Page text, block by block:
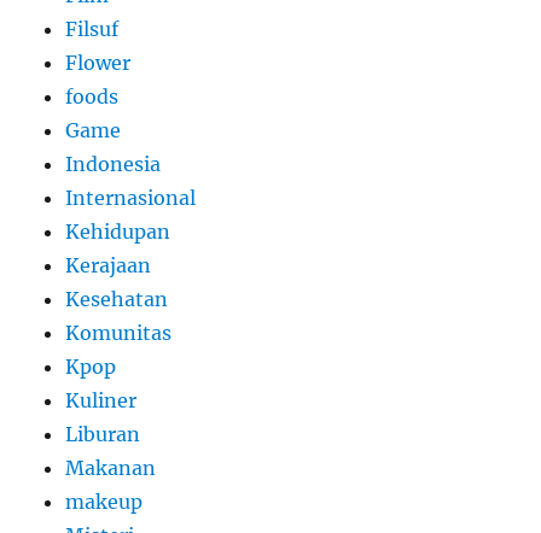
Filsuf
Flower
foods
Game
Indonesia
Internasional
Kehidupan
Kerajaan
Kesehatan
Komunitas
Kpop
Kuliner
Liburan
Makanan
makeup